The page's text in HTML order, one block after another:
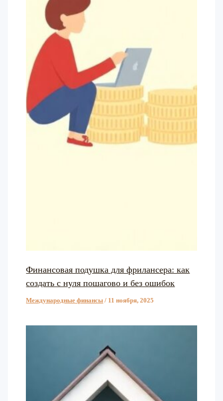
Финансовая подушка для фрилансера: как
создать с нуля пошагово и без ошибок
Международные финансы / 11 ноября, 2025